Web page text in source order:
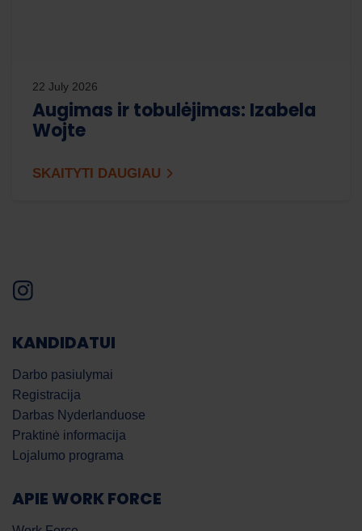
22 July 2026
Augimas ir tobulėjimas: Izabela
Wojte
SKAITYTI DAUGIAU
KANDIDATUI
Darbo pasiulymai
Registracija
Darbas Nyderlanduose
Praktinė informacija
Lojalumo programa
APIE WORK FORCE